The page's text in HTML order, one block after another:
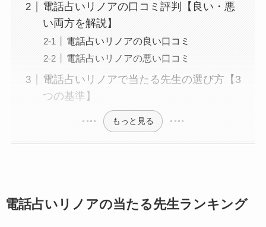
電話占いリノアの口コミ評判【良い・悪
い両方を解説】
電話占いリノアの良い口コミ
電話占いリノアの悪い口コミ
電話占いリノアで当たる先生の選び方【3
つの基準】
もっと見る
電話占いリノアの当たる先生ランキング